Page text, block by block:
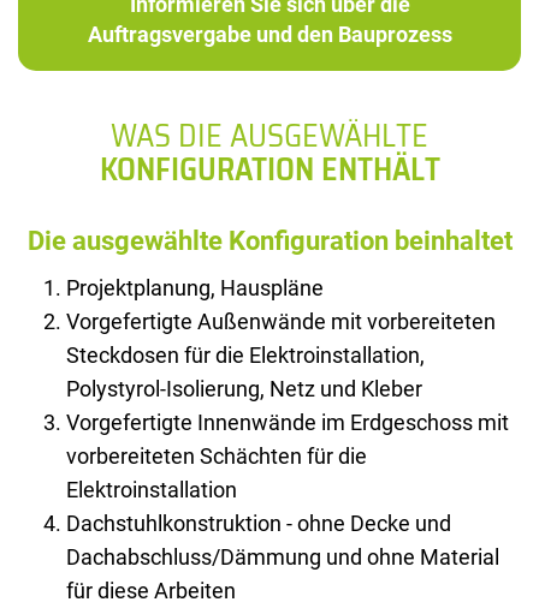
Auftragsvergabe und den Bauprozess
WAS DIE AUSGEWÄHLTE
KONFIGURATION ENTHÄLT
Die ausgewählte Konfiguration beinhaltet
Projektplanung, Hauspläne
Vorgefertigte Außenwände mit vorbereiteten
Steckdosen für die Elektroinstallation,
Polystyrol-Isolierung, Netz und Kleber
Vorgefertigte Innenwände im Erdgeschoss mit
vorbereiteten Schächten für die
Elektroinstallation
Dachstuhlkonstruktion - ohne Decke und
Dachabschluss/Dämmung und ohne Material
für diese Arbeiten